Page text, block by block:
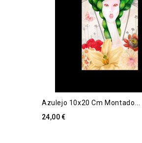
Azulejo 10x20 Cm Montado...
24,00 €